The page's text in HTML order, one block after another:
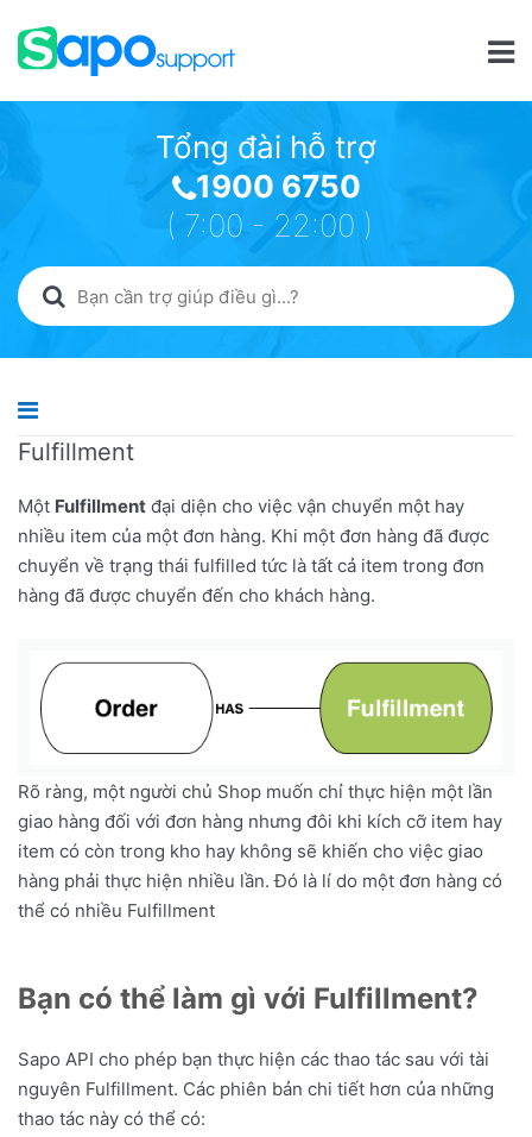
Tổng đài hỗ trợ
1900 6750
( 7:00 - 22:00 )
Fulfillment
Một Fulfillment đại diện cho việc vận chuyển một hay
nhiều item của một đơn hàng. Khi một đơn hàng đã được
chuyển về trạng thái fulfilled tức là tất cả item trong đơn
hàng đã được chuyển đến cho khách hàng.
Rõ ràng, một người chủ Shop muốn chỉ thực hiện một lần
giao hàng đối với đơn hàng nhưng đôi khi kích cỡ item hay
item có còn trong kho hay không sẽ khiến cho việc giao
hàng phải thực hiện nhiều lần. Đó là lí do một đơn hàng có
thể có nhiều Fulfillment
Bạn có thể làm gì với Fulfillment?
Sapo API cho phép bạn thực hiện các thao tác sau với tài
nguyên Fulfillment. Các phiên bản chi tiết hơn của những
thao tác này có thể có: